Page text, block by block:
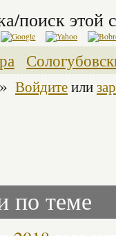
поиск этой
» Войдитеили
по теме